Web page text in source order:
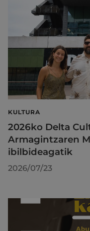
KULTURA
2026ko Delta
Armagintzaren
ibilbideagatik
2026/07/23